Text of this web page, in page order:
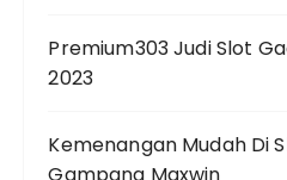
Premium303 Judi Slot
2023
Kemenangan Mudah Di